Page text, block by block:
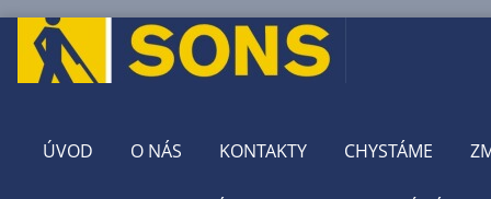
ÚVOD O NÁS KONTAKTY CHYSTÁME